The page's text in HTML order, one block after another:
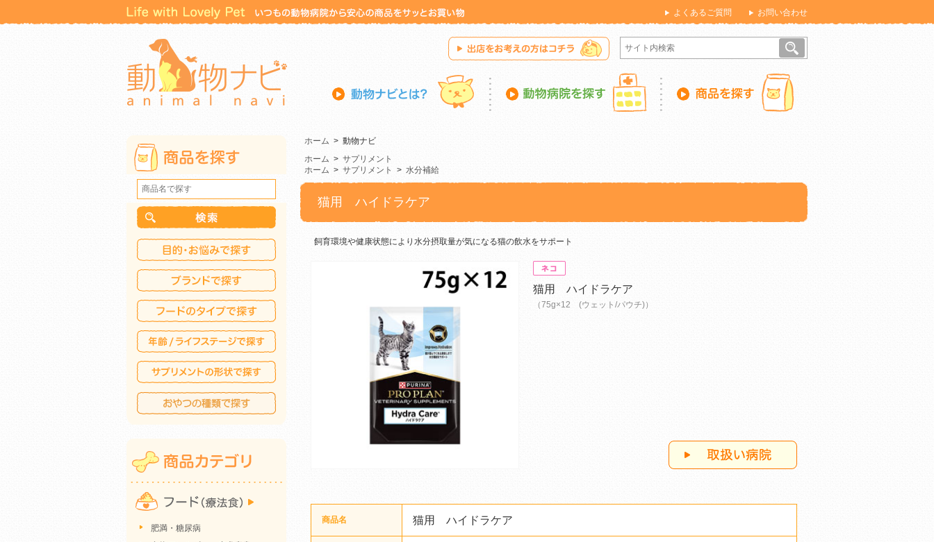
よくあるご質問 お問い合わせ
ホーム > 動物ナビ
ホーム > サプリメント
ホーム > サプリメント > 水分補給
猫用 ハイドラケア
飼育環境や健康状態により水分摂取量が気になる猫の飲水をサポート
猫用 ハイドラケア
（75g×12 (ウェット/パウチ)）
商品名 猫用 ハイドラケア
肥満・糖尿病